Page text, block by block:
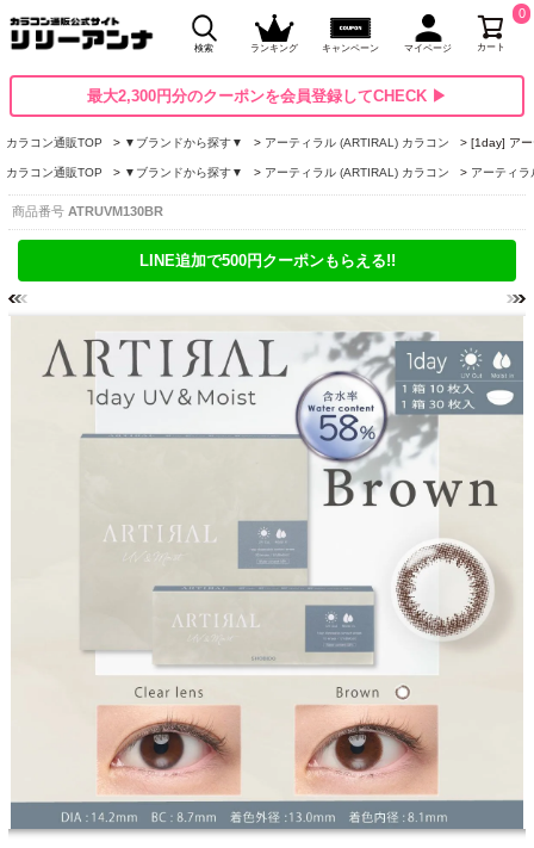
検索 ランキング キャンペーン マイページ カート
0
最大2,300円分のクーポンを会員登録してCHECK ▶
カラコン通販TOP ▼ブランドから探す▼ アーティラル (ARTIRAL) カラコン [1day] ア
カラコン通販TOP ▼ブランドから探す▼ アーティラル (ARTIRAL) カラコン アーティ
商品番号 ATRUVM130BR
LINE追加で500円クーポンもらえる!!